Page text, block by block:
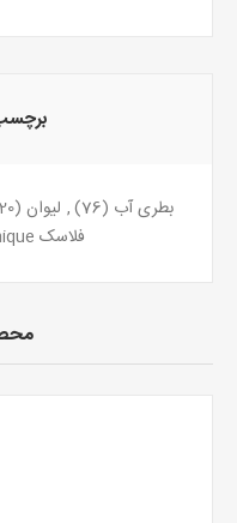
بطری آب (76)
, لیوان (20)
فلاسک unique